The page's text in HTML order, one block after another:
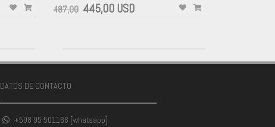
487,00 445,00 USD
DATOS DE CONTACTO
+598 95 501166 [whatsapp]